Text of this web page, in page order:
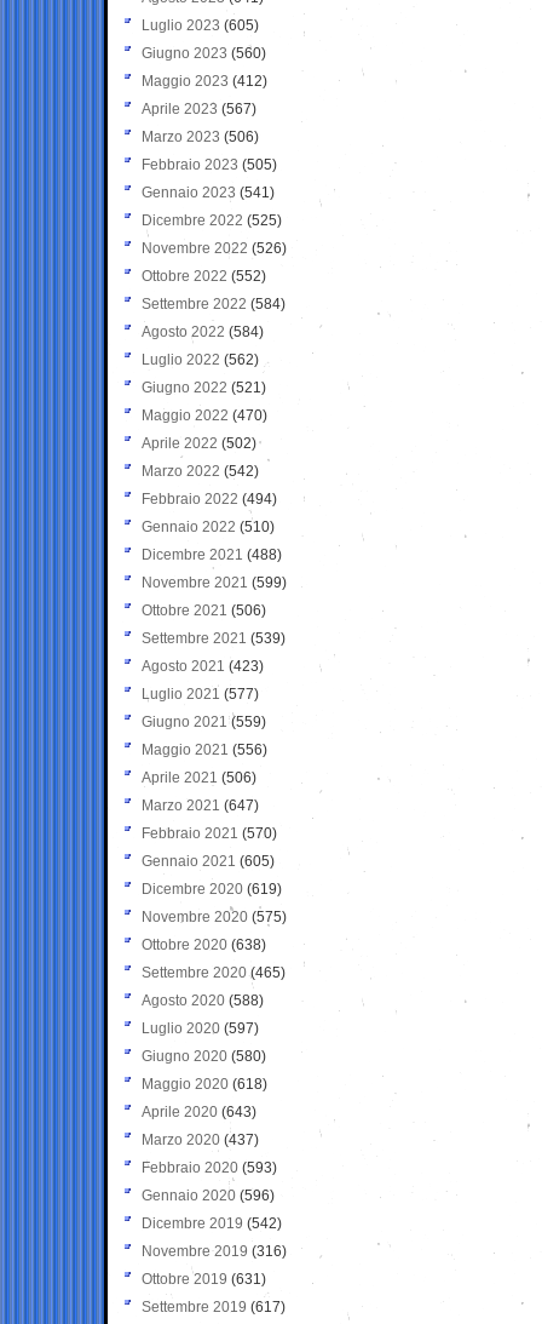
Luglio 2023 (605)
Giugno 2023 (560)
Maggio 2023 (412)
Aprile 2023 (567)
Marzo 2023 (506)
Febbraio 2023 (505)
Gennaio 2023 (541)
Dicembre 2022 (525)
Novembre 2022 (526)
Ottobre 2022 (552)
Settembre 2022 (584)
Agosto 2022 (584)
Luglio 2022 (562)
Giugno 2022 (521)
Maggio 2022 (470)
Aprile 2022 (502)
Marzo 2022 (542)
Febbraio 2022 (494)
Gennaio 2022 (510)
Dicembre 2021 (488)
Novembre 2021 (599)
Ottobre 2021 (506)
Settembre 2021 (539)
Agosto 2021 (423)
Luglio 2021 (577)
Giugno 2021(559)
Maggio 2021 (556)
Aprile 2021 (506)
Marzo 2021 (647)
Febbraio 2021 (570)
Gennaio 2021 (605)
Dicembre 2020 (619)
Novembre 2020 (575)
Ottobre 2020 (638)
Settembre 2020(465)
Agosto 2020 (588)
Luglio 2020 (597)
Giugno 2020 (580)
Maggio 2020 (618)
Aprile 2020 (643)
Marzo 2020 (437)
Febbraio 2020 (593)
Gennaio 2020 (596)
Dicembre 2019 (542)
Novembre 2019 (316)
Ottobre 2019 (631)
Settembre 2019 (617)